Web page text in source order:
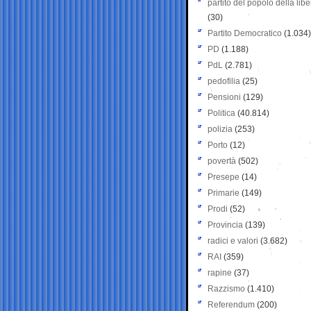
partito del popolo della
(30)
Partito Democratico (1.034)
PD (1.188)
PdL (2.781)
pedofilia (25)
Pensioni (129)
Politica (40.814)
polizia (253)
Porto (12)
povertà (502)
Presepe (14)
Primarie (149)
Prodi (52)
Provincia (139)
radici e valori (3.682)
RAI (359)
rapine (37)
Razzismo (1.410)
Referendum (200)